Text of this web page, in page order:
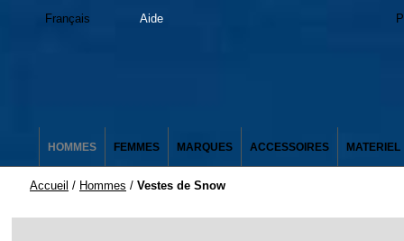
Français Aide
HOMMES FEMMES MARQUES ACCESSOIRES MATERIEL
Accueil / Hommes / Vestes de Snow